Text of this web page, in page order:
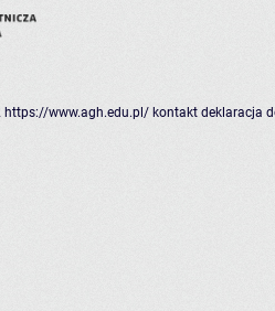
https://www.agh.edu.pl/ kontakt deklaracja